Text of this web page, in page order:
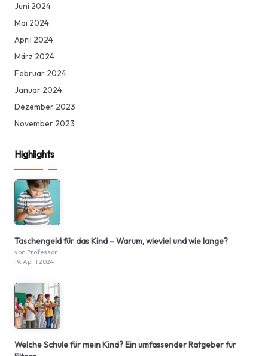
Juni 2024
Mai 2024
April 2024
März 2024
Februar 2024
Januar 2024
Dezember 2023
November 2023
Highlights
Taschengeld für das Kind – Warum, wieviel und wie lange?
von Professor
19. April 2024
Welche Schule für mein Kind? Ein umfassender Ratgeber für